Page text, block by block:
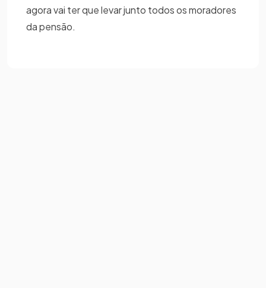
agora vai ter que levar junto todos os moradores
da pensão.